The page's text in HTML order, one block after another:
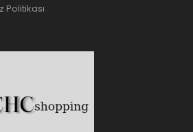
Politikası